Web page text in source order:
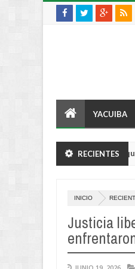
YACUIBA
RECIENTES
violento robo y queda
INICIO
Justicia